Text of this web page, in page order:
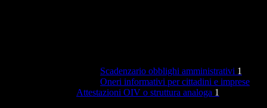
Scadenzario obblighi amministrativi 1
Oneri informativi per cittadini e imprese
Attestazioni OIV o struttura analoga 1